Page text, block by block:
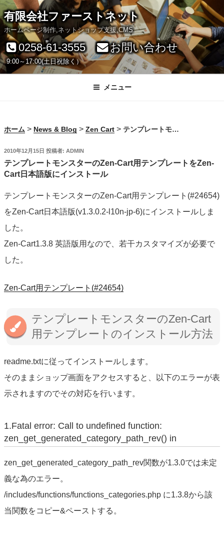
コ
ン
テ
ン
ツ
ッ
プ
有限会社ファーストネット
ホームページ制作,ネットショップ支援,CMS
0258-61-3555
9:00～17:00(土日祝除く）
お問い合わせ
メニュー
ホーム > News & Blog > Zen Cart > テンプレートモンスターのZen-Cart用テンプレートをZen-Cart日本語版にインストール
投
稿
日:
2010年12月15日 投稿者: ADMIN
テンプレートモンスターのZen-Cart用テンプレートをZen-
Cart日本語版にインストール
テンプレートモンスターのZen-Cart用テンプレート(#24654)
をZen-Cart日本語版(v1.3.0.2-l10n-jp-6)にインストールしま
した。
Zen-Cart1.3.8 英語版用なので、若干カスタマイズが必要で
した。
Zen-Cart用テンプレート(#24654)
テンプレートモンスターのZen-Cart
用テンプレートのインストール方法
readme.txtに従ってインストールします。
そのままショップ画面をアクセスすると、以下のエラーが表
示されますのでその対応を行います。
1.Fatal error: Call to undefined function:
zen_get_generated_category_path_rev() in
zen_get_generated_category_path_rev関数が1.3.0では未定
義な為のエラー。
/includes/functions/functions_categories.php に1.3.8から該
当関数をコピー&ペーストする。